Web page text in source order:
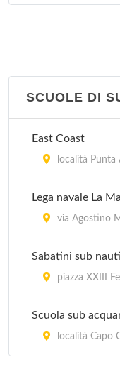
SCUOLE DI
East Coast
località Punta
Lega navale La
via Agostino
Sabatini sub
piazza XXIII
Scuola sub
località Capo